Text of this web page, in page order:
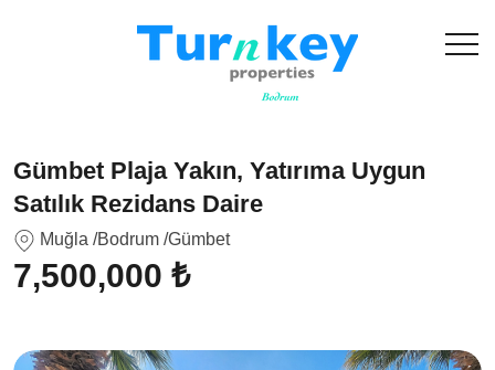
Gümbet Plaja Yakın, Yatırıma Uygun
Satılık Rezidans Daire
Muğla /Bodrum /Gümbet
7,500,000 ₺